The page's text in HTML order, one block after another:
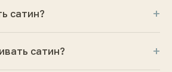
сатин? +
сатин? +